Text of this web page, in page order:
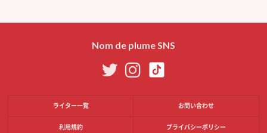
Nom de plume SNS
ライター一覧 お問い合わせ
利用規約 プライバシーポリシー